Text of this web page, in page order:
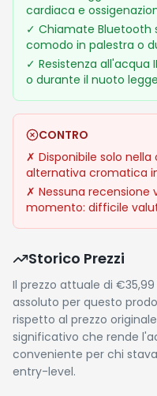
cardiaca e
✓ Chiamate Bluetooth
comodo in palestra o
✓ Resistenza all'acqua
o durante il nuoto
CONTRO
✗ Disponibile solo
alternativa cromatica
✗ Nessuna recensione
momento: difficile
Storico Prezzi
Il prezzo attuale di
assoluto per questo
rispetto al prezzo
significativo che rende
conveniente per chi
entry-level.